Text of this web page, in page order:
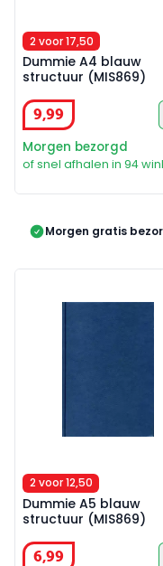
2 voor 17,50
Dummie A4 blauw
structuur (MIS869)
9,99
Morgen bezorgd
of snel afhalen in 94
Morgen gratis
2 voor 12,50
Dummie A5 blauw
structuur (MIS869)
6,99